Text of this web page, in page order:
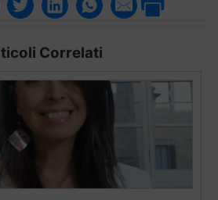
Correlati